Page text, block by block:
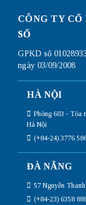
CÔNG TY CỔ
SỐ
GPKD số
ngày 03/09/2008
HÀ NỘI
Phòng 603 - Tòa
Hà Nội
(+84-24) 3776
ĐÀ NẴNG
57 Nguyễn
(+84-23) 6358